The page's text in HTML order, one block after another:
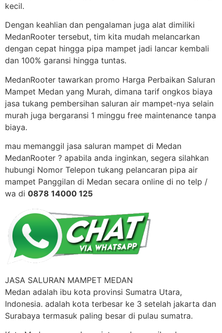
kecil.
Dengan keahlian dan pengalaman juga alat dimiliki
MedanRooter tersebut, tim kita mudah melancarkan
dengan cepat hingga pipa mampet jadi lancar kembali
dan 100% garansi hingga tuntas.
MedanRooter tawarkan promo Harga Perbaikan Saluran
Mampet Medan yang Murah, dimana tarif ongkos biaya
jasa tukang pembersihan saluran air mampet-nya selain
murah juga bergaransi 1 minggu free maintenance tanpa
biaya.
mau memanggil jasa saluran mampet di Medan
MedanRooter ? apabila anda inginkan, segera silahkan
hubungi Nomor Telepon tukang pelancaran pipa air
mampet Panggilan di Medan secara online di no telp /
wa di 0878 14000 125
JASA SALURAN MAMPET MEDAN
Medan adalah ibu kota provinsi Sumatra Utara,
Indonesia. adalah kota terbesar ke 3 setelah jakarta dan
Surabaya termasuk paling besar di pulau sumatra.